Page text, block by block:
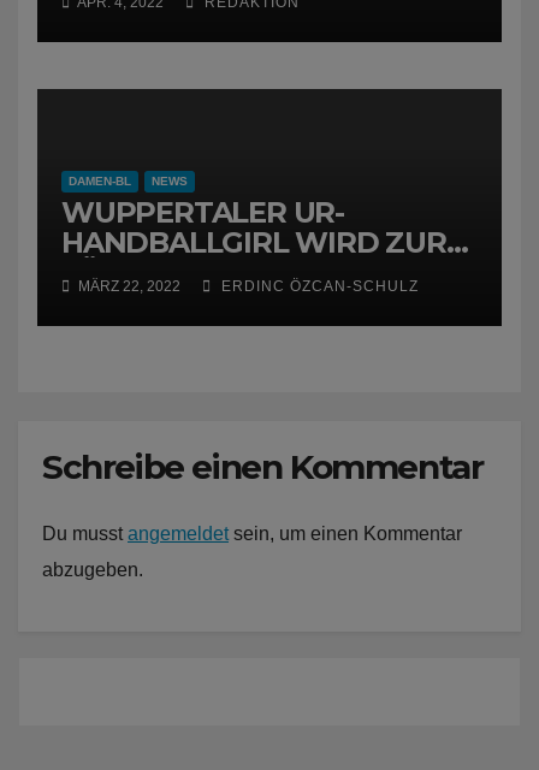
DAMEN-BL NEWS
WUPPERTALER UR-
HANDBALLGIRL WIRD ZUR
FÜCHSIN
MÄRZ 22, 2022 ERDINC ÖZCAN-SCHULZ
Schreibe einen Kommentar
Du musst angemeldetsein, um einen Kommentar
abzugeben.